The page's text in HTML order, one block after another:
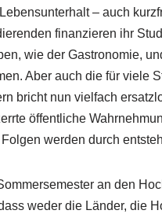
– auch
finanzieren ihr
wie der Gastronomie,
Aber auch die für viele
bricht nun vielfach
öffentliche
werden durch
an den
weder die Länder, die